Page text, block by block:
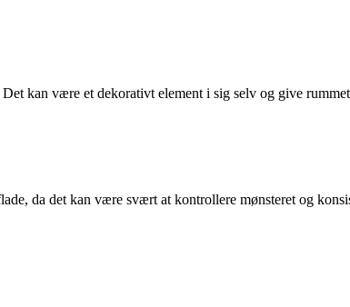
kan være et dekorativt element i sig selv og give rummet
da det kan være svært at kontrollere mønsteret og